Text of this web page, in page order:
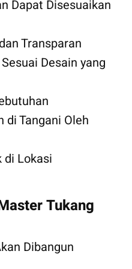
Dapat Disesuaikan
Transparan
Desain yang
di Tangani Oleh
di Lokasi
Tukang
Dibangun